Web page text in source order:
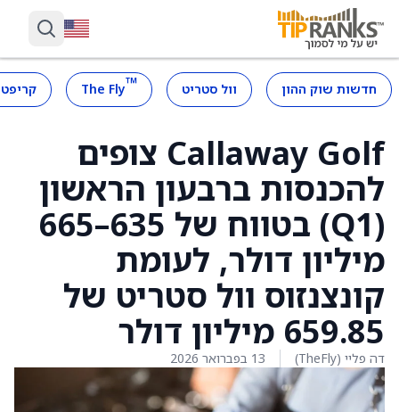
חדשות שוק ההון וול סטריט ™
The Fly
Callaway Golf צופים
להכנסות ברבעון הראשון
(Q1) בטווח של 635–665
מיליון דולר, לעומת
קונצנזוס וול סטריט של
659.85 מיליון דולר
דה פליי (TheFly) 13 בפברואר 2026